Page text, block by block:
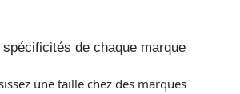
spécificités de chaque marque
une taille chez des marques